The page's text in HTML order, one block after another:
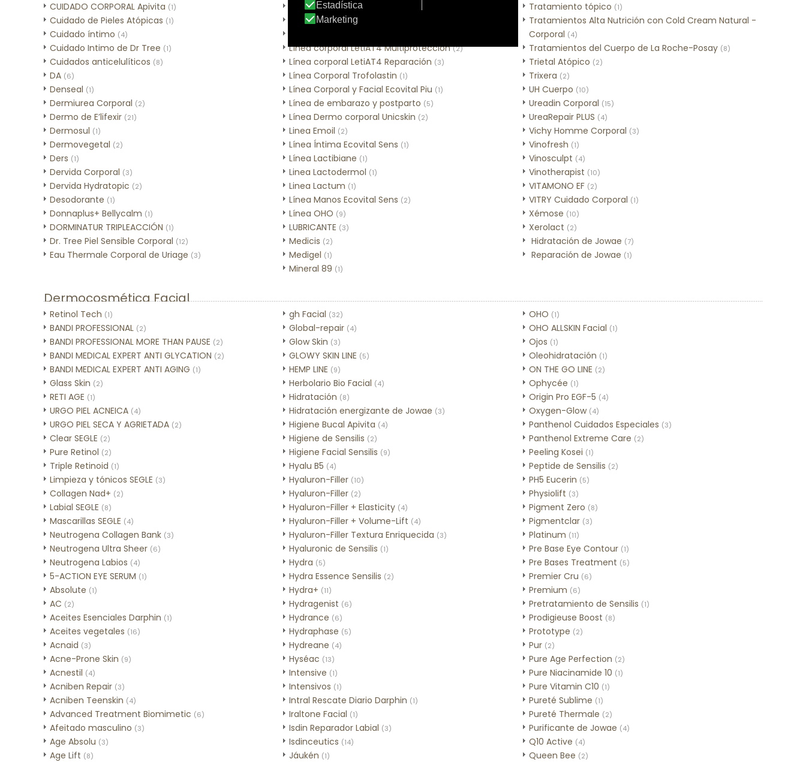
CUIDADO CORPORAL Apivita (1)
Cuidado de Pieles Atópicas (1)
Cuidado íntimo (4)
Cuidado Intimo de Dr Tree (1)
Cuidados anticelulíticos (8)
DA (6)
Denseal (1)
Dermiurea Corporal (2)
Dermo de E’lifexir (21)
Dermosul (1)
Dermovegetal (2)
Ders (1)
Dervida Corporal (3)
Dervida Hydratopic (2)
Desodorante (1)
Donnaplus+ Bellycalm (1)
DORMINATUR TRIPLEACCIÓN (1)
Dr. Tree Piel Sensible Corporal (12)
Eau Thermale Corporal de Uriage (3)
Línea Corporal Ecovital Sens
Línea corporal Helixium
Línea corporal LetiAT4 Multiprotección (2)
Línea corporal LetiAT4 Reparación (3)
Línea Corporal Trofolastin (1)
Línea Corporal y Facial Ecovital Piu (1)
Línea de embarazo y postparto (5)
Línea Dermo corporal Unicskin (2)
Linea Emoil (2)
Línea Íntima Ecovital Sens (1)
Línea Lactibiane (1)
Linea Lactodermol (1)
Linea Lactum (1)
Línea Manos Ecovital Sens (2)
Línea OHO (9)
LUBRICANTE (3)
Medicis (2)
Medigel (1)
Mineral 89 (1)
Tratamiento tópico (1)
Tratamientos Alta Nutrición con Cold Cream Natural -
Corporal (4)
Tratamientos del Cuerpo de La Roche-Posay (8)
Trietal Atópico (2)
Trixera (2)
UH Cuerpo (10)
Ureadin Corporal (15)
UreaRepair PLUS (4)
Vichy Homme Corporal (3)
Vinofresh (1)
Vinosculpt (4)
Vinotherapist (10)
VITAMONO EF (2)
VITRY Cuidado Corporal (1)
Xémose (10)
Xerolact (2)
Hidratación de Jowae (7)
Reparación de Jowae (1)
Dermocosmética Facial
Retinol Tech (1)
BANDI PROFESSIONAL (2)
BANDI PROFESSIONAL MORE THAN PAUSE (2)
BANDI MEDICAL EXPERT ANTI GLYCATION (2)
BANDI MEDICAL EXPERT ANTI AGING (1)
Glass Skin (2)
RETI AGE (1)
URGO PIEL ACNEICA (4)
URGO PIEL SECA Y AGRIETADA (2)
Clear SEGLE (2)
Pure Retinol (2)
Triple Retinoid (1)
Limpieza y tónicos SEGLE (3)
Collagen Nad+ (2)
Labial SEGLE (8)
Mascarillas SEGLE (4)
Neutrogena Collagen Bank (3)
Neutrogena Ultra Sheer (6)
Neutrogena Labios (4)
5-ACTION EYE SERUM (1)
Absolute (1)
AC (2)
Aceites Esenciales Darphin (1)
Aceites vegetales (16)
Acnaid (3)
Acne-Prone Skin (9)
Acnestil (4)
Acniben Repair (3)
Acniben Teenskin (4)
Advanced Treatment Biomimetic (6)
Afeitado masculino (3)
Age Absolu (3)
Age Lift (8)
gh Facial (32)
Global-repair (4)
Glow Skin (3)
GLOWY SKIN LINE (5)
HEMP LINE (9)
Herbolario Bio Facial (4)
Hidratación (8)
Hidratación energizante de Jowae (3)
Higiene Bucal Apivita (4)
Higiene de Sensilis (2)
Higiene Facial Sensilis (9)
Hyalu B5 (4)
Hyaluron-Filler (10)
Hyaluron-Filler (2)
Hyaluron-Filler + Elasticity (4)
Hyaluron-Filler + Volume-Lift (4)
Hyaluron-Filler Textura Enriquecida (3)
Hyaluronic de Sensilis (1)
Hydra (5)
Hydra Essence Sensilis (2)
Hydra+ (11)
Hydragenist (6)
Hydrance (6)
Hydraphase (5)
Hydreane (4)
Hyséac (13)
Intensive (1)
Intensivos (1)
Intral Rescate Diario Darphin (1)
Iraltone Facial (1)
Isdin Reparador Labial (3)
Isdinceutics (14)
Jáukén (1)
OHO (1)
OHO ALLSKIN Facial (1)
Ojos (1)
Oleohidratación (1)
ON THE GO LINE (2)
Ophycée (1)
Origin Pro EGF-5 (4)
Oxygen-Glow (4)
Panthenol Cuidados Especiales (3)
Panthenol Extreme Care (2)
Peeling Kosei (1)
Peptide de Sensilis (2)
PH5 Eucerin (5)
Physiolift (3)
Pigment Zero (8)
Pigmentclar (3)
Platinum (11)
Pre Base Eye Contour (1)
Pre Bases Treatment (5)
Premier Cru (6)
Premium (6)
Pretratamiento de Sensilis (1)
Prodigieuse Boost (8)
Prototype (2)
Pur (2)
Pure Age Perfection (2)
Pure Niacinamide 10 (1)
Pure Vitamin C10 (1)
Pureté Sublime (1)
Pureté Thermale (2)
Purificante de Jowae (4)
Q10 Active (4)
Queen Bee (2)